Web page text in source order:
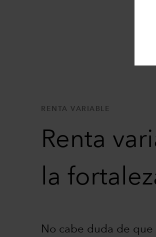
RENTA VARIABLE
Renta
la
No cabe duda de